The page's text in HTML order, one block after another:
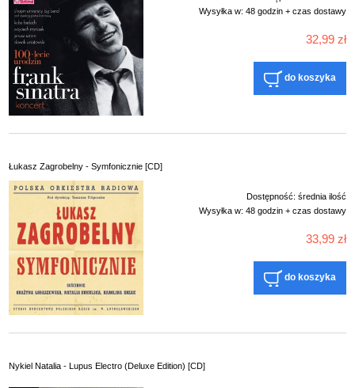
Wysyłka w: 48 godzin + czas dostawy
32,99 zł
do koszyka
Łukasz Zagrobelny - Symfonicznie [CD]
Dostępność: średnia ilość
Wysyłka w: 48 godzin + czas dostawy
33,99 zł
do koszyka
Nykiel Natalia - Lupus Electro (Deluxe Edition) [CD]